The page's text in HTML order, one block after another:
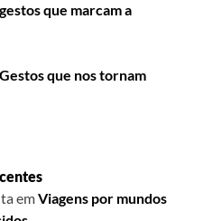
que marcam a
que nos tornam
emViagens por mundos